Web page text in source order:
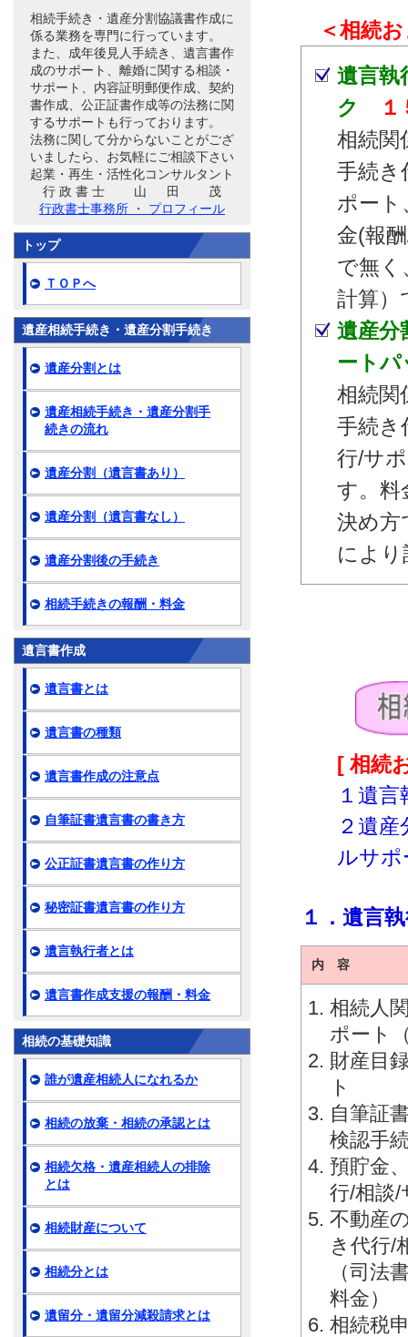
＜相続
遺言執
ク
相続関
手続き
ポート
金(報
で無く
計算）
遺産分
ートパ
相続関
手続き
行/サ
す。料
決め方
により
[ 相続
１遺
２遺
ルサ
１．遺言
内 容
相続人
ポート
財産目
ト
自筆証
検認手
預貯金
行/相談/
不動産
き代行/
（司法
料金）
相続税
相続手続き・遺産分割協議書作成に
係る業務を専門に行っています。
また、成年後見人手続き、遺言書作
成のサポート、離婚に関する相談・
サポート、内容証明郵便作成、契約
書作成、公正証書作成等の法務に関
するサポートも行っております。
法務に関して分からないことがござ
いましたら、お気軽にご相談下さい
起業・再生・活性化コンサルタント
行 政 書 士 山 田 茂
行政書士事務所 ・ プロフィール
トップ
ＴＯＰへ
遺産相続手続き・遺産分割手続き
遺産分割とは
遺産相続手続き・遺産分割手
続きの流れ
遺産分割（遺言書あり）
遺産分割（遺言書なし）
遺産分割後の手続き
相続手続きの報酬・料金
遺言書作成
遺言書とは
遺言書の種類
遺言書作成の注意点
自筆証書遺言書の書き方
公正証書遺言書の作り方
秘密証書遺言書の作り方
遺言執行者とは
遺言書作成支援の報酬・料金
相続の基礎知識
誰が遺産相続人になれるか
相続の放棄・相続の承認とは
相続欠格・遺産相続人の排除
とは
相続財産について
相続分とは
遺留分・遺留分減殺請求とは